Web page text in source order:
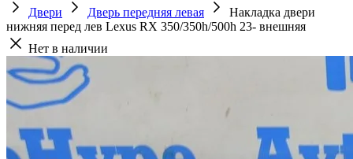
Двери
Дверь передняя левая
Накладка двери
нижняя перед лев Lexus RX 350/350h/500h 23- внешняя
Нет в наличии